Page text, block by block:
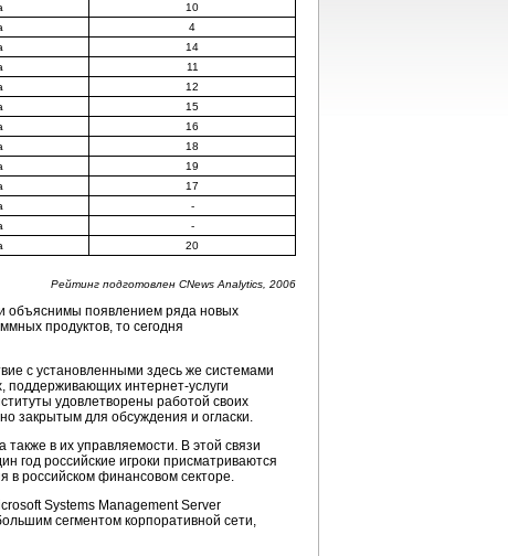
10
4
14
11
12
15
16
18
19
17
-
-
20
Рейтинг подготовлен CNews Analytics, 2006
объяснимы появлением ряда новых
продуктов, то сегодня
с установленными здесь же системами
поддерживающих интернет-услуги
удовлетворены работой своих
закрытым для обсуждения и огласки.
в их управляемости. В этой связи
год российские игроки присматриваются
в российском финансовом секторе.
Systems Management Server
сегментом корпоративной сети,